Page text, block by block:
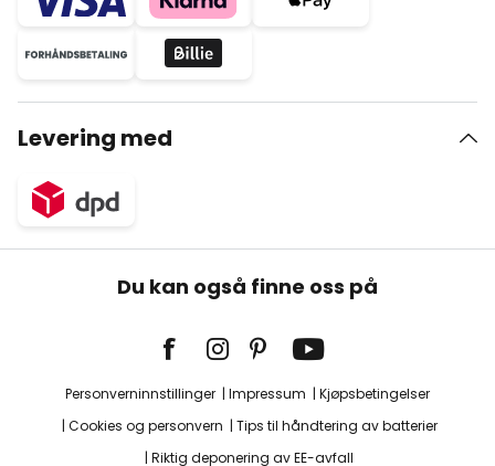
Levering med
Du kan også finne oss på
Personverninnstillinger Impressum
Kjøpsbetingelser
Cookies og personvern
Tips til håndtering av batterier
Riktig deponering av EE-avfall